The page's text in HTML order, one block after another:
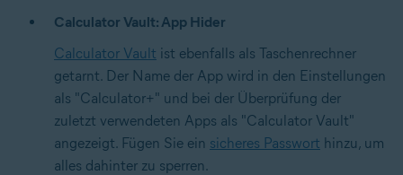
Calculator Vault: App Hider
Calculator Vault ist ebenfalls als Taschenrechner
getarnt. Der Name der App wird in den Einstellungen
als "Calculator+" und bei der Überprüfung der
zuletzt verwendeten Apps als "Calculator Vault"
angezeigt. Fügen Sie ein sicheres Passwort hinzu, um
alles dahinter zu sperren.